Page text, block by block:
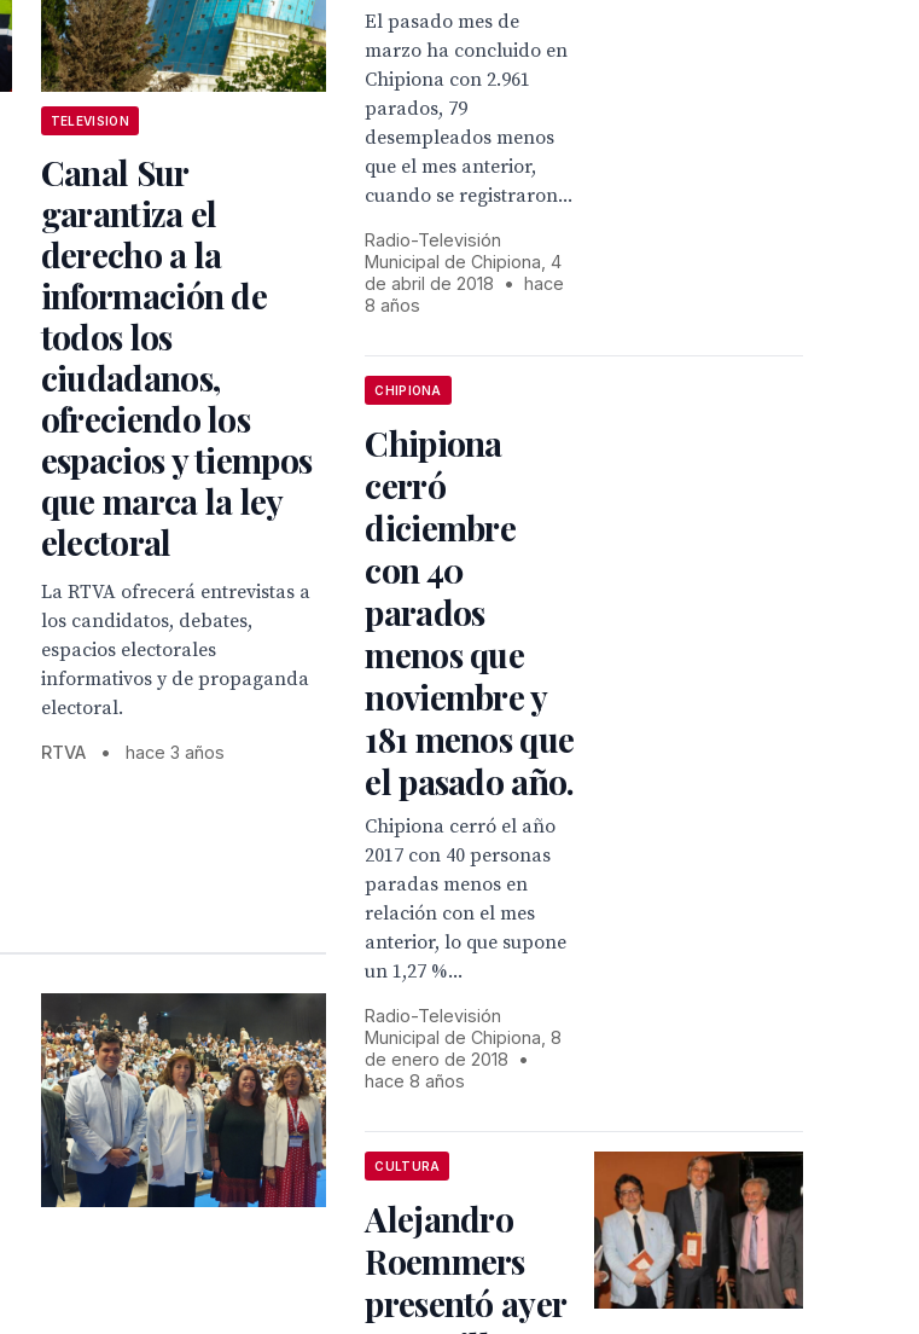
TELEVISION
Canal Sur
garantiza el
derecho a la
información de
todos los
ciudadanos,
ofreciendo los
espacios y tiempos
que marca la ley
electoral
La RTVA ofrecerá entrevistas a
los candidatos, debates,
espacios electorales
informativos y de propaganda
electoral.
RTVA • hace 3 años
El pasado mes de
marzo ha concluido en
Chipiona con 2.961
parados, 79
desempleados menos
que el mes anterior,
cuando se registraron...
Radio-Televisión
Municipal de Chipiona, 4
de abril de 2018
•
hace
8 años
CHIPIONA
Chipiona
cerró
diciembre
con 40
parados
menos que
noviembre y
181 menos que
el pasado año.
Chipiona cerró el año
2017 con 40 personas
paradas menos en
relación con el mes
anterior, lo que supone
un 1,27 %...
Radio-Televisión
Municipal de Chipiona, 8
de enero de 2018
•
hace 8 años
CULTURA
Alejandro
Roemmers
presentó ayer